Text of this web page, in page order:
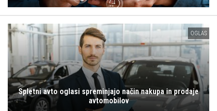
OGLAS
Spletni avto oglasi spreminjajo način nakupa in prodaje
avtomobilov